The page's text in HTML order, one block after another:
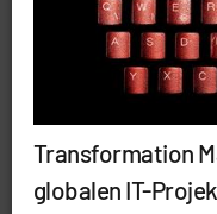
Transformation
globalen IT-